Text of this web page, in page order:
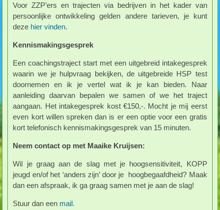
Voor ZZP’ers en trajecten via bedrijven in het kader van
persoonlijke ontwikkeling gelden andere tarieven, je kunt
deze hier vinden.
Kennismakingsgesprek
Een coachingstraject start met een uitgebreid intakegesprek
waarin we je hulpvraag bekijken, de uitgebreide HSP test
doornemen en ik je vertel wat ik je kan bieden. Naar
aanleiding daarvan bepalen we samen of we het traject
aangaan. Het intakegesprek kost €150,-. Mocht je mij eerst
even kort willen spreken dan is er een optie voor een gratis
kort telefonisch kennismakingsgesprek van 15 minuten.
Neem contact op met Maaike Kruijsen:
Wil je graag aan de slag met je hoogsensitiviteit, KOPP
jeugd en/of het ‘anders zijn’ door je hoogbegaafdheid? Maak
dan een afspraak, ik ga graag samen met je aan de slag!
Stuur dan een mail.